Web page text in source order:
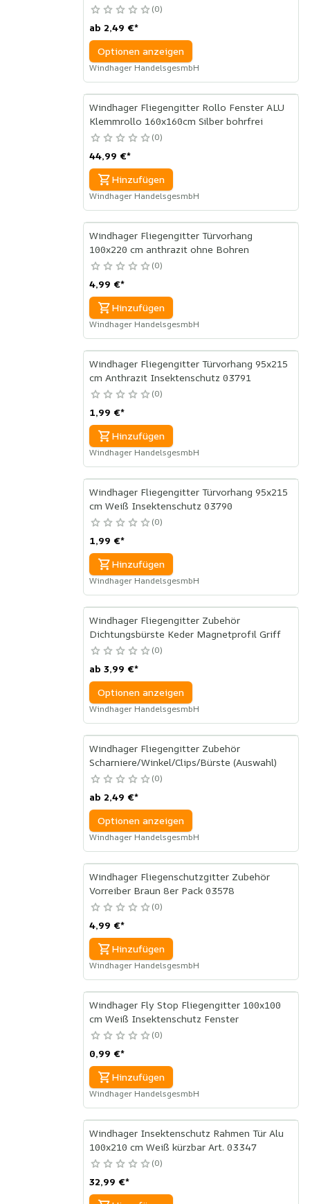
0
ab 2,49 €*
Optionen anzeigen
Windhager HandelsgesmbH
Windhager Fliegengitter Rollo Fenster ALU
Klemmrollo 160x160cm Silber bohrfrei
0
44,99 €*
Hinzufügen
Windhager HandelsgesmbH
Windhager Fliegengitter Türvorhang
100x220 cm anthrazit ohne Bohren
0
4,99 €*
Hinzufügen
Windhager HandelsgesmbH
Windhager Fliegengitter Türvorhang 95x215
cm Anthrazit Insektenschutz 03791
0
1,99 €*
Hinzufügen
Windhager HandelsgesmbH
Windhager Fliegengitter Türvorhang 95x215
cm Weiß Insektenschutz 03790
0
1,99 €*
Hinzufügen
Windhager HandelsgesmbH
Windhager Fliegengitter Zubehör
Dichtungsbürste Keder Magnetprofil Griff
0
ab 3,99 €*
Optionen anzeigen
Windhager HandelsgesmbH
Windhager Fliegengitter Zubehör
Scharniere/Winkel/Clips/Bürste (Auswahl)
0
ab 2,49 €*
Optionen anzeigen
Windhager HandelsgesmbH
Windhager Fliegenschutzgitter Zubehör
Vorreiber Braun 8er Pack 03578
0
4,99 €*
Hinzufügen
Windhager HandelsgesmbH
Windhager Fly Stop Fliegengitter 100x100
cm Weiß Insektenschutz Fenster
0
0,99 €*
Hinzufügen
Windhager HandelsgesmbH
Windhager Insektenschutz Rahmen Tür Alu
100x210 cm Weiß kürzbar Art. 03347
0
32,99 €*